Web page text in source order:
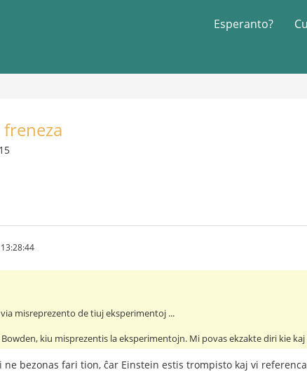
Esperanto?
misreprezento de tiuj eksperimentoj ...
Bowden, kiu misprezentis la eksperimentojn. Mi povas ekzakte diri kie
ne bezonas fari tion, ĉar Einstein estis trompisto kaj vi